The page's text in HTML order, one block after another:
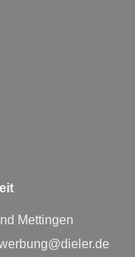
Mettingen